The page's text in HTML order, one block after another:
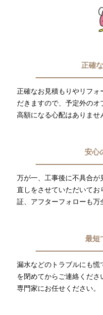
正確
正確なお見積もりやリフ
だきますので、予定外の
高額になる心配はありませ
安心
万が一、工事後に不具合が
直しをさせていただいてお
証、アフターフォローも万
最短
漏水などのトラブルにも
を閉めてからご連絡くだ
専門家にお任せください。